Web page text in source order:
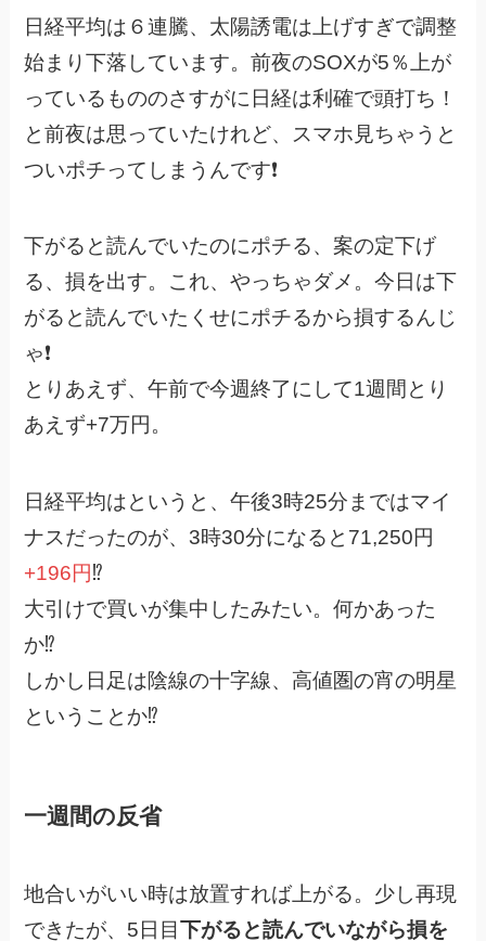
日経平均は６連騰、太陽誘電は上げすぎで調整
始まり下落しています。前夜のSOXが5％上が
っているもののさすがに日経は利確で頭打ち！
と前夜は思っていたけれど、スマホ見ちゃうと
ついポチってしまうんです❗️
下がると読んでいたのにポチる、案の定下げ
る、損を出す。これ、やっちゃダメ。今日は下
がると読んでいたくせにポチるから損するんじ
ゃ❗️
とりあえず、午前で今週終了にして1週間とり
あえず+7万円。
日経平均はというと、午後3時25分まではマイ
ナスだったのが、3時30分になると71,250円
+196円⁉️
大引けで買いが集中したみたい。何かあった
か⁉︎
しかし日足は陰線の十字線、高値圏の宵の明星
ということか⁉︎
一週間の反省
地合いがいい時は放置すれば上がる。少し再現
できたが、5日目下がると読んでいながら損を